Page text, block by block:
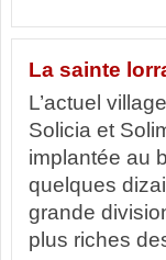
La sainte
L’actuel
Solicia et
implantée au
quelques
grande
plus riches